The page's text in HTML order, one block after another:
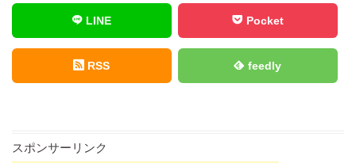
LINE Pocket
RSS feedly
スポンサーリンク